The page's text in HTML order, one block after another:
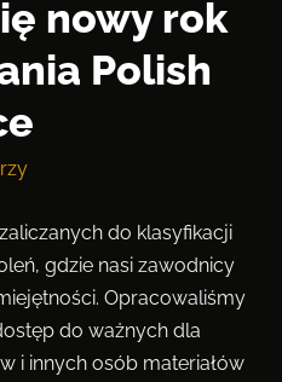
nowy rok
Polish
do klasyfikacji
gdzie nasi zawodnicy
Opracowaliśmy
do ważnych dla
i innych osób materiałów